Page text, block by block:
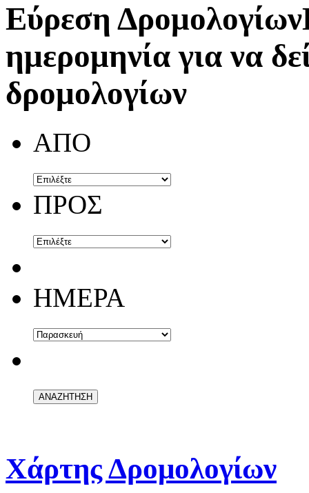
Εύρεση Δρομολογίων
ημερομηνία για να
δρομολογίων
ΑΠΟ
ΠΡΟΣ
ΗΜΕΡΑ
Χάρτης Δρομολογίων